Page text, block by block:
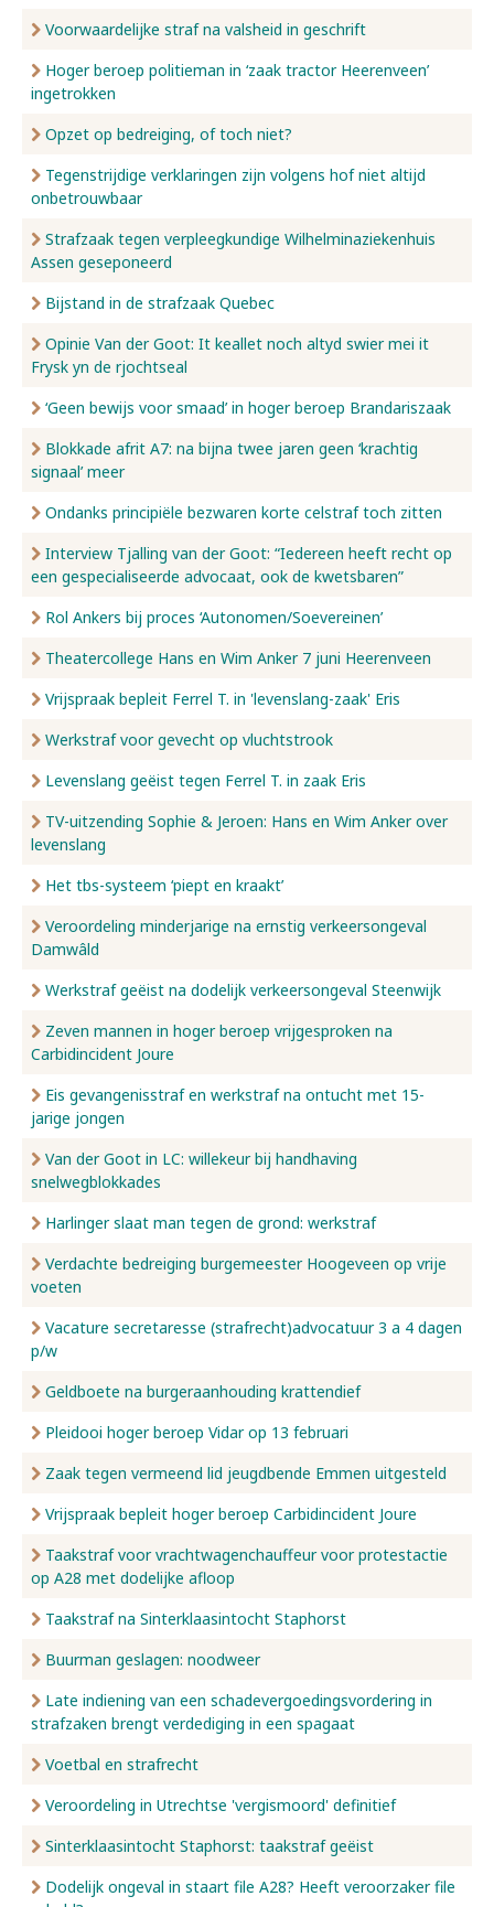
Voorwaardelijke straf na valsheid in geschrift
Hoger beroep politieman in ‘zaak tractor Heerenveen’
ingetrokken
Opzet op bedreiging, of toch niet?
Tegenstrijdige verklaringen zijn volgens hof niet altijd
onbetrouwbaar
Strafzaak tegen verpleegkundige Wilhelminaziekenhuis
Assen geseponeerd
Bijstand in de strafzaak Quebec
Opinie Van der Goot: It keallet noch altyd swier mei it
Frysk yn de rjochtseal
‘Geen bewijs voor smaad’ in hoger beroep Brandariszaak
Blokkade afrit A7: na bijna twee jaren geen ‘krachtig
signaal’ meer
Ondanks principiële bezwaren korte celstraf toch zitten
Interview Tjalling van der Goot: “Iedereen heeft recht op
een gespecialiseerde advocaat, ook de kwetsbaren”
Rol Ankers bij proces ‘Autonomen/Soevereinen’
Theatercollege Hans en Wim Anker 7 juni Heerenveen
Vrijspraak bepleit Ferrel T. in 'levenslang-zaak' Eris
Werkstraf voor gevecht op vluchtstrook
Levenslang geëist tegen Ferrel T. in zaak Eris
TV-uitzending Sophie & Jeroen: Hans en Wim Anker over
levenslang
Het tbs-systeem ‘piept en kraakt’
Veroordeling minderjarige na ernstig verkeersongeval
Damwâld
Werkstraf geëist na dodelijk verkeersongeval Steenwijk
Zeven mannen in hoger beroep vrijgesproken na
Carbidincident Joure
Eis gevangenisstraf en werkstraf na ontucht met 15-
jarige jongen
Van der Goot in LC: willekeur bij handhaving
snelwegblokkades
Harlinger slaat man tegen de grond: werkstraf
Verdachte bedreiging burgemeester Hoogeveen op vrije
voeten
Vacature secretaresse (strafrecht)advocatuur 3 a 4 dagen
p/w
Geldboete na burgeraanhouding krattendief
Pleidooi hoger beroep Vidar op 13 februari
Zaak tegen vermeend lid jeugdbende Emmen uitgesteld
Vrijspraak bepleit hoger beroep Carbidincident Joure
Taakstraf voor vrachtwagenchauffeur voor protestactie
op A28 met dodelijke afloop
Taakstraf na Sinterklaasintocht Staphorst
Buurman geslagen: noodweer
Late indiening van een schadevergoedingsvordering in
strafzaken brengt verdediging in een spagaat
Voetbal en strafrecht
Veroordeling in Utrechtse 'vergismoord' definitief
Sinterklaasintocht Staphorst: taakstraf geëist
Dodelijk ongeval in staart file A28? Heeft veroorzaker file